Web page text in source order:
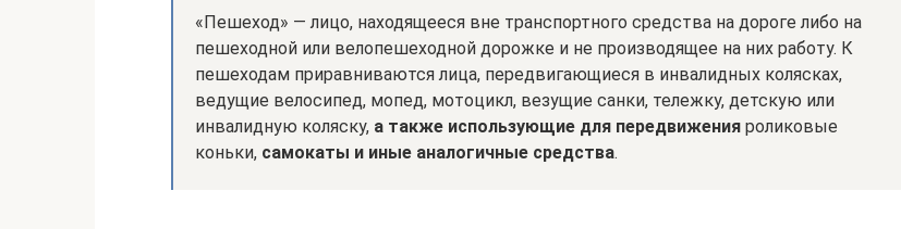
«Пешеход» — лицо, находящееся вне транспортного средства на дороге либо на
пешеходной или велопешеходной дорожке и не производящее на них работу. К
пешеходам приравниваются лица, передвигающиеся в инвалидных колясках,
ведущие велосипед, мопед, мотоцикл, везущие санки, тележку, детскую или
инвалидную коляску, а также использующие для передвижения роликовые
коньки, самокаты и иные аналогичные средства.